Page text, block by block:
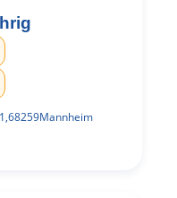
,68259Mannheim